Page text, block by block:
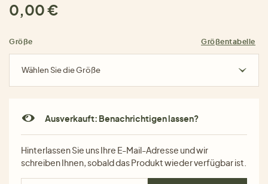
0,00 €
Größe Größentabelle
Wählen Sie die Größe
Ausverkauft: Benachrichtigen lassen?
Hinterlassen Sie uns Ihre E-Mail-Adresse und wir
schreiben Ihnen, sobald das Produkt wieder verfügbar ist.